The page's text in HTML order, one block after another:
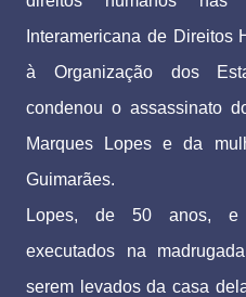
Interamericana de Direitos
à Organização dos
condenou o assassinato
Marques Lopes e da
Guimarães.
Lopes, de 50 anos, e
executados na
serem levados da casa